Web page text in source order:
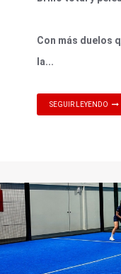
Con más duelos
la...
SEGUIR LEYENDO